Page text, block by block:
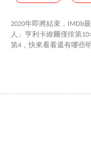
2020年即將結束，IMDb
人」亨利卡維爾僅排第
第4，快來看看還有哪些